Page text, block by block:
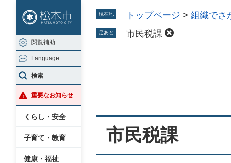
ジ
の
先
頭
で
す
ュ
ー
を
飛
ば
し
閲覧補助
Language
検索
重要なお知らせ
くらし・安全
子育て・教育
健康・福祉
現在地 トップページ > 組織でさ
足あと 市民税課
市民税課